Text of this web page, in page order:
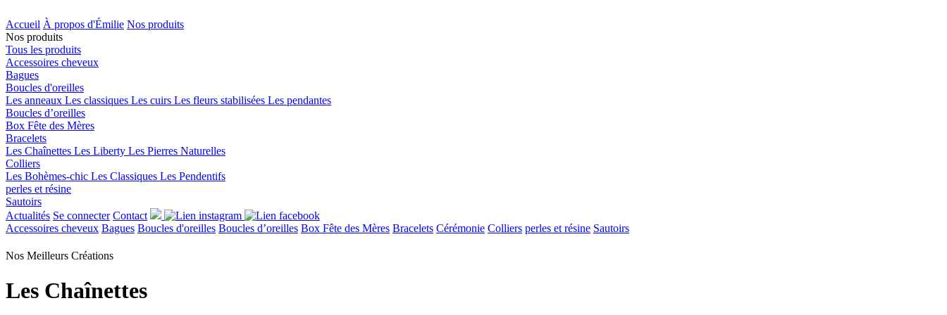
Accueil À propos d'Émilie Nos produits
Nos produits
Tous les produits
Accessoires cheveux
Bagues
Boucles d'oreilles
Les anneaux Les classiques Les cuirs Les fleurs stabilisées Les pendantes
Boucles d’oreilles
Box Fête des Mères
Bracelets
Les Chaînettes Les Liberty Les Pierres Naturelles
Colliers
Les Bohèmes-chic Les Classiques Les Pendentifs
perles et résine
Sautoirs
Actualités Se connecter Contact
Accessoires cheveux Bagues Boucles d'oreilles Boucles d’oreilles Box Fête des Mères Bracelets Cérémonie Colliers perles et résine Sautoirs
Nos Meilleurs Créations
Les Chaînettes